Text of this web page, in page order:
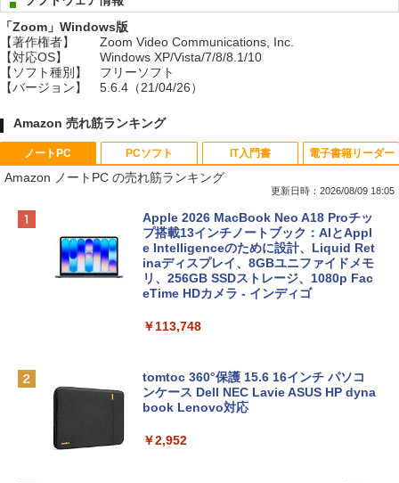
「Zoom」Windows版
【著作権者】
Zoom Video Communications, Inc.
【対応OS】
Windows XP/Vista/7/8/8.1/10
【ソフト種別】
フリーソフト
【バージョン】
5.6.4（21/04/26）
Amazon 売れ筋ランキング
ノートPC
Amazon ノートPC の売れ筋ランキング
更新日時：2026/08/09 18:05
Apple 2026 MacBook Neo A18 Proチッ
プ搭載13インチノートブック：AIとAppl
e Intelligenceのために設計、Liquid Ret
inaディスプレイ、8GBユニファイドメモ
リ、256GB SSDストレージ、1080p Fac
eTime HDカメラ - インディゴ
￥113,748
tomtoc 360°保護 15.6 16インチ パソコ
ンケース Dell NEC Lavie ASUS HP dyna
book Lenovo対応
￥2,952
PCソフト IT入門書 電子書籍リーダー